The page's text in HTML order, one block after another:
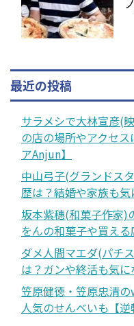
最近の投稿
サラメシで大林宣彦(
の店の場所やアクセ
アAnjun】
中山弓子(グランドス
歴は？結婚や家族も気
坂本紫穗(和菓子作家
をんの和菓子や買える
ダメ人間マエダ(パチ
は？ガンや終活も気に
笠原健徳・笠原忠清
人気のせんべいも【逆